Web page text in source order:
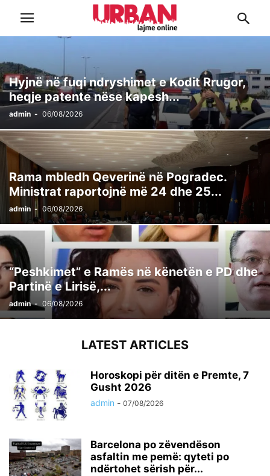
Hyjnë në fuqi ndryshimet e Kodit Rrugor,
heqje patente nëse kapesh...
admin - 06/08/2026
Rama mbledh Qeverinë në Pogradec.
Ministrat raportojnë më 24 dhe 25...
admin - 06/08/2026
“Peshkimet” e Ramës në kënetën e PD dhe
Partinë e Lirisë,...
admin - 06/08/2026
LATEST ARTICLES
Horoskopi për ditën e Premte, 7
Gusht 2026
admin - 07/08/2026
Barcelona po zëvendëson
asfaltin me pemë: qyteti po
ndërtohet sërish për...